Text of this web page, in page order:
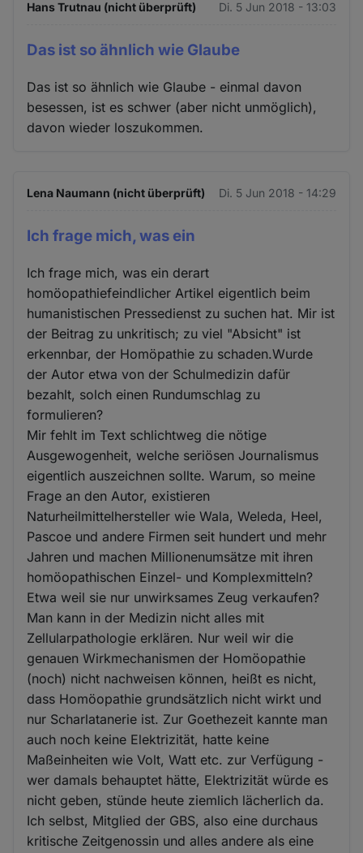
Hans Trutnau (nicht überprüft) Di. 5 Jun 2018 - 13:03
Das ist so ähnlich wie Glaube
Das ist so ähnlich wie Glaube - einmal davon
besessen, ist es schwer (aber nicht unmöglich),
davon wieder loszukommen.
Lena Naumann (nicht überprüft) Di. 5 Jun 2018 - 14:29
Ich frage mich, was ein
Ich frage mich, was ein derart
homöopathiefeindlicher Artikel eigentlich beim
humanistischen Pressedienst zu suchen hat. Mir ist
der Beitrag zu unkritisch; zu viel "Absicht" ist
erkennbar, der Homöpathie zu schaden.Wurde
der Autor etwa von der Schulmedizin dafür
bezahlt, solch einen Rundumschlag zu
formulieren?
Mir fehlt im Text schlichtweg die nötige
Ausgewogenheit, welche seriösen Journalismus
eigentlich auszeichnen sollte. Warum, so meine
Frage an den Autor, existieren
Naturheilmittelhersteller wie Wala, Weleda, Heel,
Pascoe und andere Firmen seit hundert und mehr
Jahren und machen Millionenumsätze mit ihren
homöopathischen Einzel- und Komplexmitteln?
Etwa weil sie nur unwirksames Zeug verkaufen?
Man kann in der Medizin nicht alles mit
Zellularpathologie erklären. Nur weil wir die
genauen Wirkmechanismen der Homöopathie
(noch) nicht nachweisen können, heißt es nicht,
dass Homöopathie grundsätzlich nicht wirkt und
nur Scharlatanerie ist. Zur Goethezeit kannte man
auch noch keine Elektrizität, hatte keine
Maßeinheiten wie Volt, Watt etc. zur Verfügung -
wer damals behauptet hätte, Elektrizität würde es
nicht geben, stünde heute ziemlich lächerlich da.
Ich selbst, Mitglied der GBS, also eine durchaus
kritische Zeitgenossin und alles andere als eine